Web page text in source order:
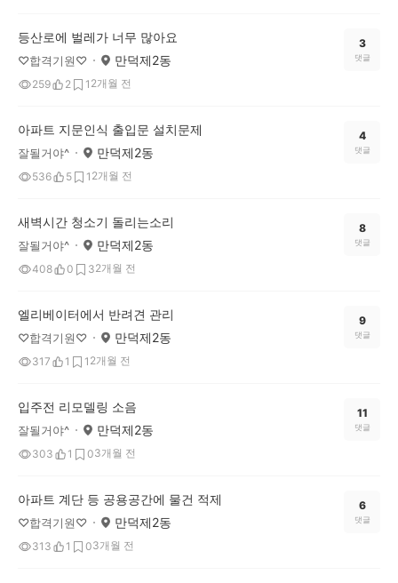
등산로에 벌레가 너무 많아요
♡합격기원♡ 만덕제2동
259 2 1 2개월 전
3
댓글
아파트 지문인식 출입문 설치문제
잘될거야^ 만덕제2동
536 5 1 2개월 전
4
댓글
새벽시간 청소기 돌리는소리
잘될거야^ 만덕제2동
408 0 32개월 전
8
댓글
엘리베이터에서 반려견 관리
♡합격기원♡ 만덕제2동
317 1 1 2개월 전
9
댓글
입주전 리모델링 소음
잘될거야^ 만덕제2동
303 1 03개월 전
11
댓글
아파트 계단 등 공용공간에 물건 적제
♡합격기원♡ 만덕제2동
313 1 03개월 전
6
댓글